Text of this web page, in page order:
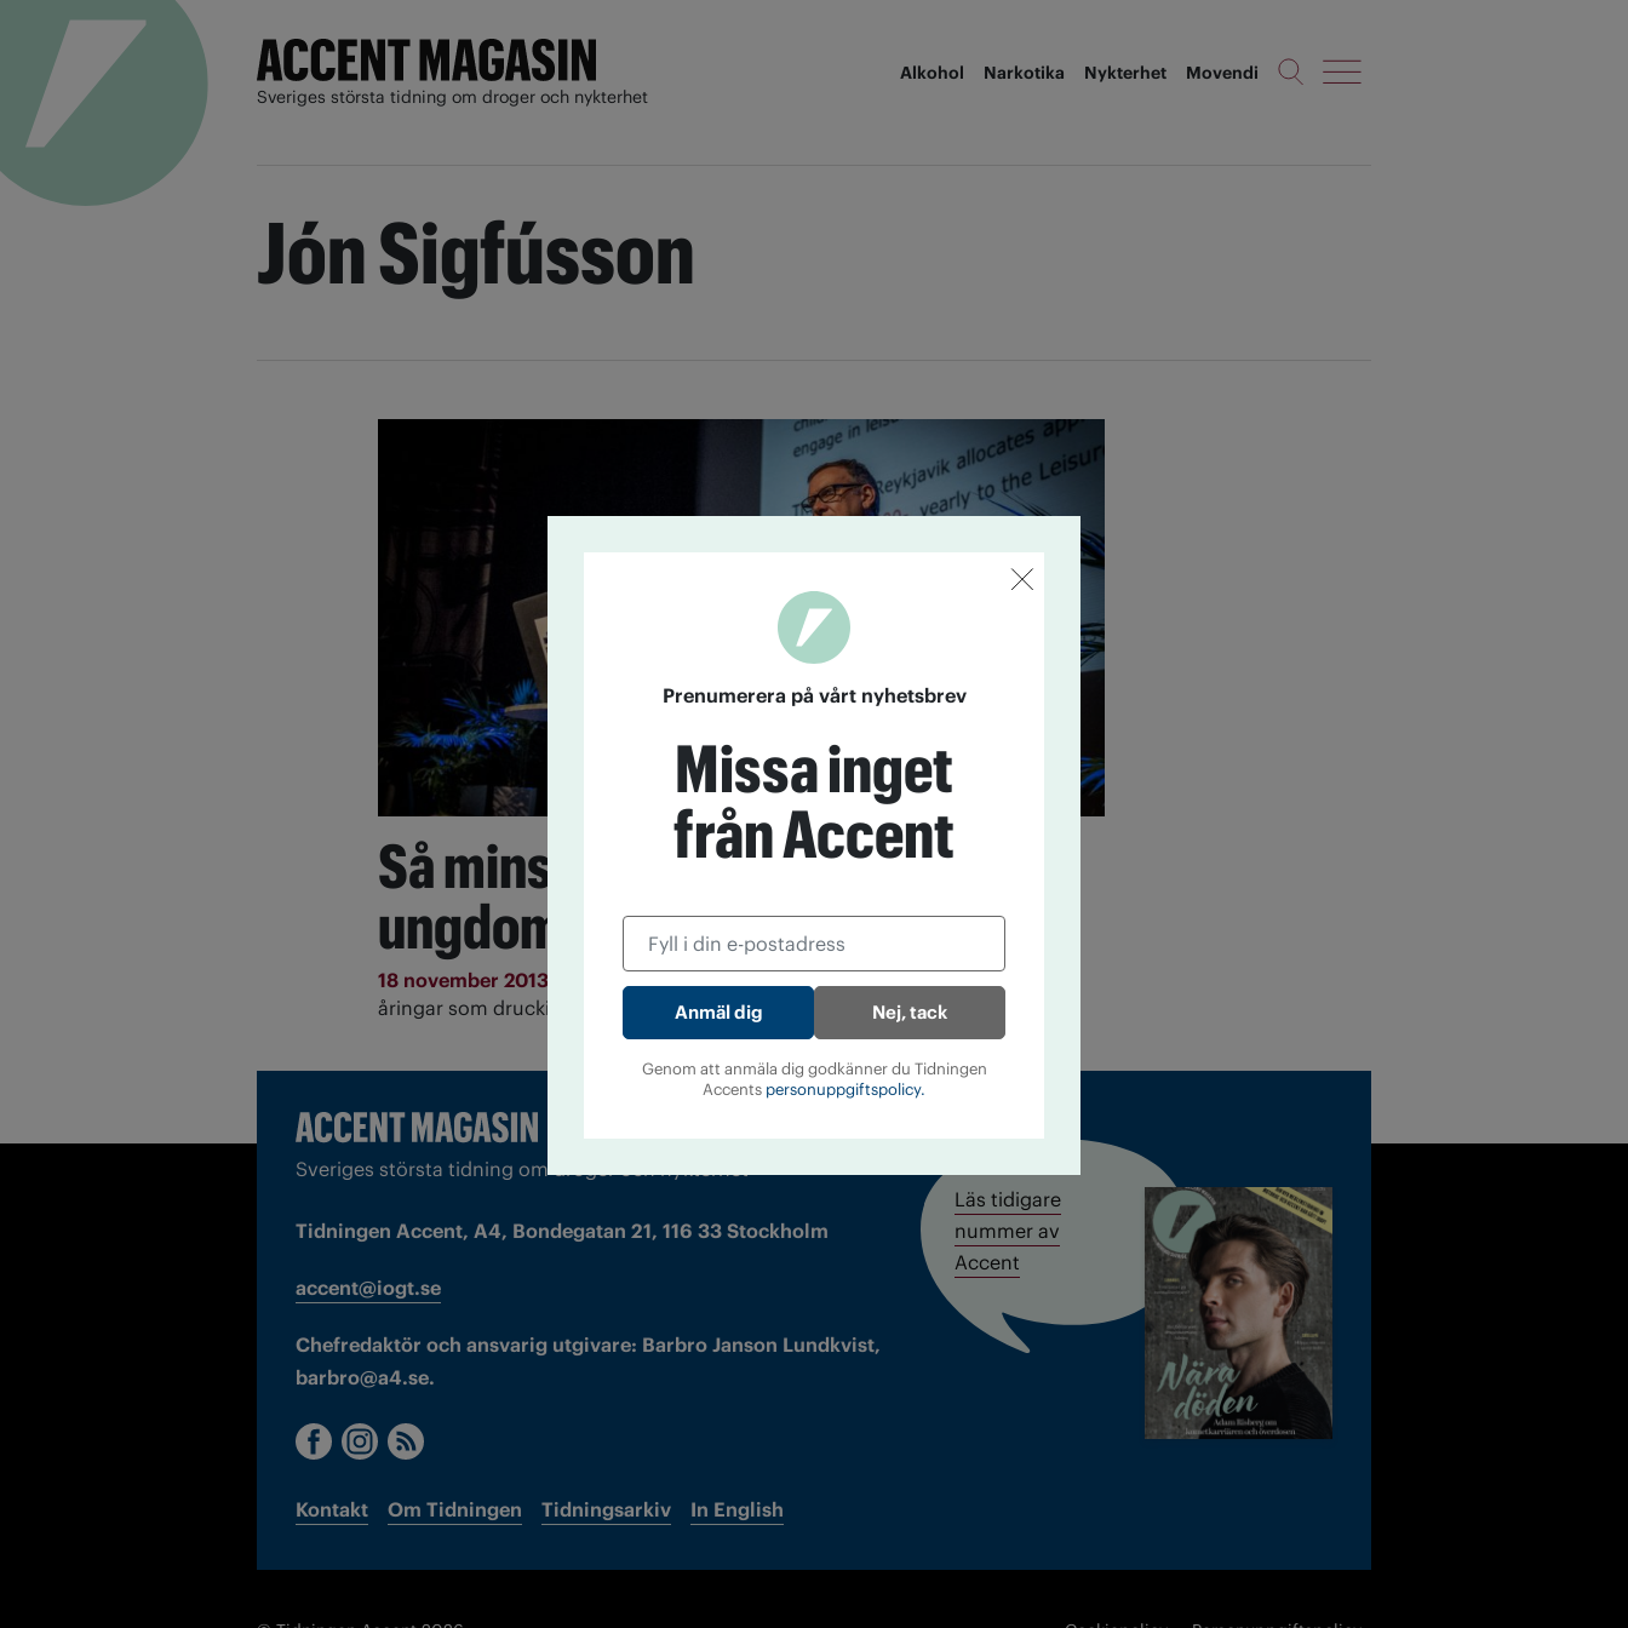
Sveriges största tidning om droger och nykterhet
Alkohol Narkotika Nykterhet Movendi
Jón Sigfússon
Så minskade Island
ungdomsdrickandet
18 november 2013
På femton år har Island lyckats minska andelen 16-
åringar som druckit den senaste månaden från 42 till 5 procent.
Sveriges största tidning om droger och nykterhet
Tidningen Accent, A4, Bondegatan 21, 116 33 Stockholm
accent@iogt.se
Chefredaktör och ansvarig utgivare: Barbro Janson Lundkvist,
barbro@a4.se.
Kontakt Om Tidningen Tidningsarkiv In English
Läs tidigare
nummer av
Accent
Prenumerera på vårt nyhetsbrev
Missa inget
från Accent
Nej, tack
Genom att anmäla dig godkänner du Tidningen
Accents personuppgiftspolicy.